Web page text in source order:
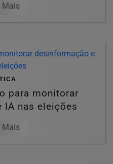
Mais
para monitorar
IA nas eleições
Mais